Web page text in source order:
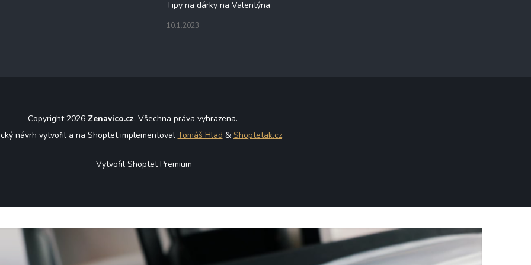
Tipy na dárky na Valentýna
10.1.2023
Copyright 2026 Zenavico.cz. Všechna práva vyhrazena.
návrh vytvořil a na Shoptet implementoval Tomáš Hlad & Shoptetak.cz.
Vytvořil Shoptet Premium